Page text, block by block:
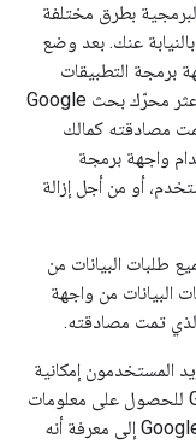
بطرق مختلفة
عنك. بعد وضع
برمجة التطبيقات
لتطلب من Google التحقّق من الرمز المميز. إذا عثر محرّك بحث Google
مصادقته كمالك
واجهة برمجة
أو من أجل إزالة
البيانات من
البيانات من واجهة
تمت مصادقته.
المستخدمون إمكانية
من Google للحصول على معلومات
حول مواقعهم الإلكترونية ولإجراء ذلك، تحتاج Google إلى معرفة أنه